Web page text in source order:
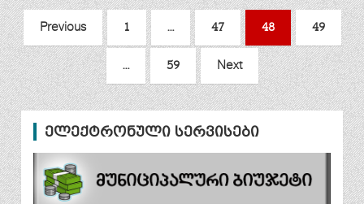
ჩანაწერების
გვერდებათ
დაშლა
Previous 1 … 47 48 49
… 59 Next
ელექტრონული სერვისები